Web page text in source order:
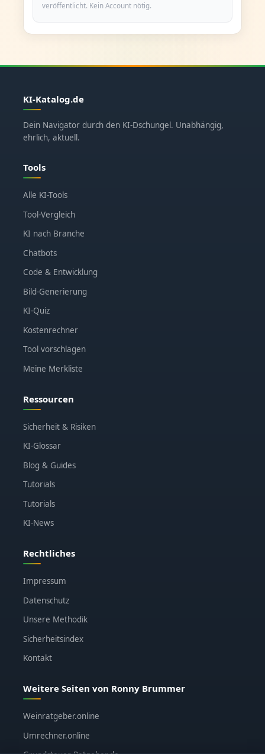
veröffentlicht. Kein Account nötig.
KI-Katalog.de
Dein Navigator durch den KI-Dschungel. Unabhängig,
ehrlich, aktuell.
Tools
Alle KI-Tools
Tool-Vergleich
KI nach Branche
Chatbots
Code & Entwicklung
Bild-Generierung
KI-Quiz
Kostenrechner
Tool vorschlagen
Meine Merkliste
Ressourcen
Sicherheit & Risiken
KI-Glossar
Blog & Guides
Tutorials
Tutorials
KI-News
Rechtliches
Impressum
Datenschutz
Unsere Methodik
Sicherheitsindex
Kontakt
Weitere Seiten von Ronny Brummer
Weinratgeber.online
Umrechner.online